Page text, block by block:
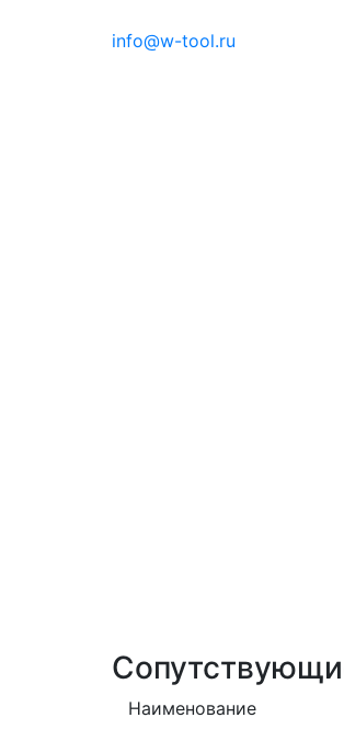
info@w-tool.ru
Наименование